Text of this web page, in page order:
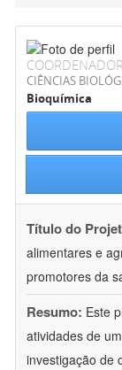
CIÊNCIAS
Bioquímica
Título do
alimentares e
promotores da
Resumo: Este
atividades de
investigação de